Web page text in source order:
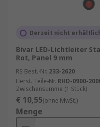
Derzeit nicht
Bivar LED-Lichtleiter
Rot, Panel 9 mm
RS Best.-Nr. 233-2620
Herst. Teile-Nr. RHD-0900-
Zwischensumme (1 Stück)
€ 10,55(ohne MwSt.)
Menge